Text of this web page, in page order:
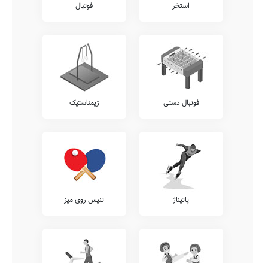
استخر فوتبال
فوتبال دستی ژیمناستیک
پاتیناژ تنیس روی میز